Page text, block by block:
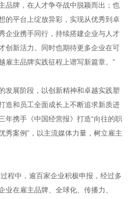
品牌，在人才争夺战中脱颖而出；也
的平台上绽放异彩，实现从优秀到卓
企业携手同行，持续搭建企业与人才
创新活力。同时也期待更多企业在可
雇主品牌实践征程上谱写新篇章。”
发展阶段，以创新精神和卓越实践塑
造和员工全面成长上不断追求新质进
年携手《中国经营报》打造“向往的职
案例”，以主流媒体力量，树立雇主
程中，逾百家企业积极申报，经过多
业在雇主品牌、全球化、传播力、